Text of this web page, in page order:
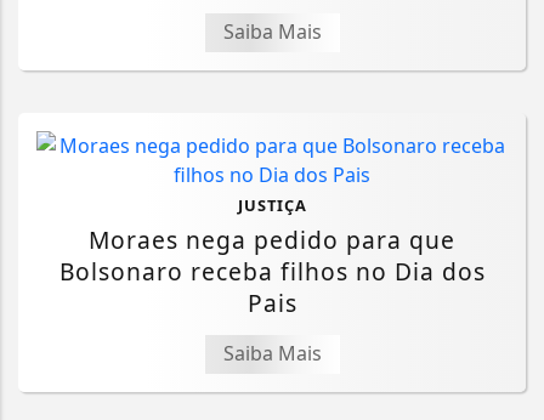
Saiba Mais
JUSTIÇA
Moraes nega pedido para que
Bolsonaro receba filhos no Dia dos
Pais
Saiba Mais